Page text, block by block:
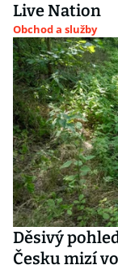
Live Nation
Obchod a služby
Děsivý
Česku mizí